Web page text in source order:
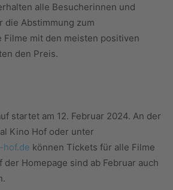
alle Besucherinnen und
die Abstimmung zum
Filme mit den meisten positiven
den Preis.
startet am 12. Februar 2024. An der
Kino Hof oder unter
können Tickets für alle Filme
der Homepage sind ab Februar auch